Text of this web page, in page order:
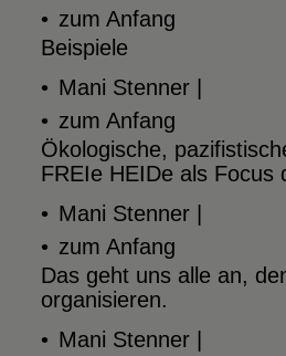
zum Anfang
Beispiele
Mani Stenner |
zum Anfang
Ökologische,
FREIe HEIDe als Focus
Mani Stenner |
zum Anfang
Das geht uns alle an,
organisieren.
Mani Stenner |